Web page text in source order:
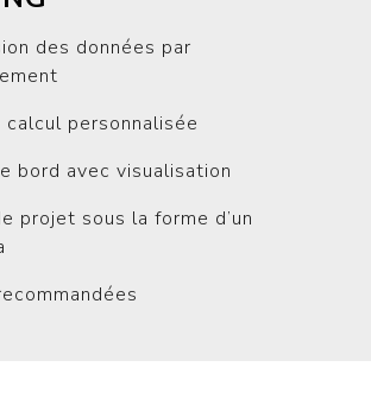
des données par
calcul personnalisée
bord avec visualisation
projet sous la forme d’un